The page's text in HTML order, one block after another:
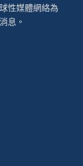
性媒體網絡為
息。